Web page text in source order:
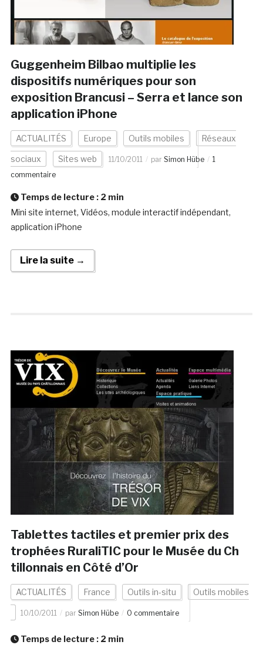
Guggenheim Bilbao multiplie les
dispositifs numériques pour son
exposition Brancusi – Serra et lance son
application iPhone
ACTUALITÉS Europe Outils mobiles Réseaux
sociaux Sites web 11/10/2011 par Simon Hübe
1
commentaire
Temps de lecture : 2 min
Mini site internet, Vidéos, module interactif indépendant,
application iPhone
Lire la suite →
Tablettes tactiles et premier prix des
trophées RuraliTIC pour le Musée du Ch
tillonnais en Côté d’Or
ACTUALITÉS France Outils in-situ Outils mobiles
10/10/2011 par Simon Hübe 0 commentaire
Temps de lecture : 2 min